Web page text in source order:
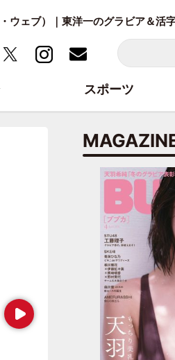
ウェブ）｜東洋一のグラビア＆活
Next
スポーツ